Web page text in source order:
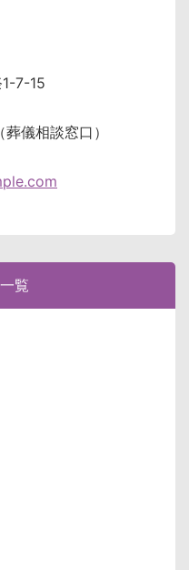
7-15
儀相談窓口）
覧